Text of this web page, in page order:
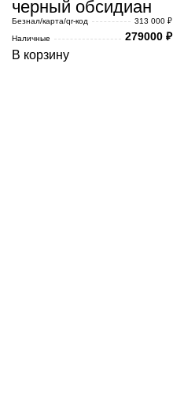
черный обсидиан
Безнал/карта/qr-код
313 000 ₽
Наличные
279000 ₽
В корзину